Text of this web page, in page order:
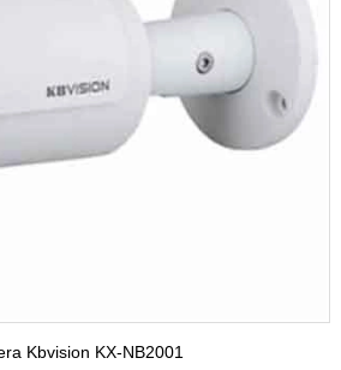
Kbvision KX-NB2001